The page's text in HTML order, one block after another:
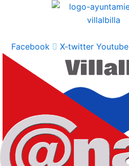
Facebook
X-twitter Youtube